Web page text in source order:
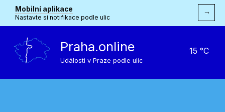
Mobilní aplikace
Nastavte si notifikace podle ulic
→
Praha.online
Události v Praze podle ulic
15 °C